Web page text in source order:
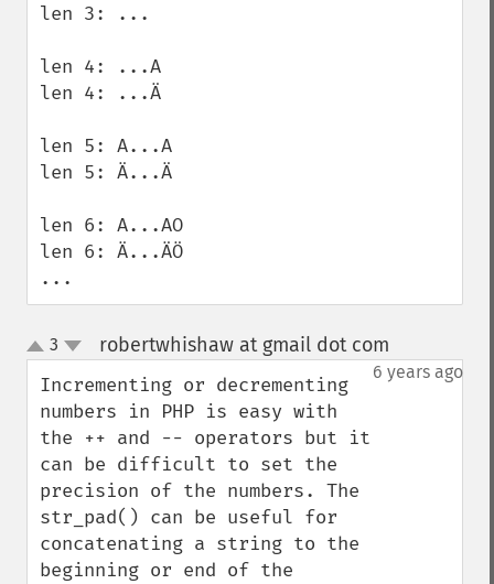
len 3: ...
len 4: ...A
len 4: ...Ä
len 5: A...A
len 5: Ä...Ä
len 6: A...AO
len 6: Ä...ÄÖ
...
up
down
3 robertwhishaw at gmail dot com
6 years ago
Incrementing or decrementing
numbers in PHP is easy with
the ++ and -- operators but it
can be difficult to set the
precision of the numbers. The
str_pad() can be useful for
concatenating a string to the
beginning or end of the